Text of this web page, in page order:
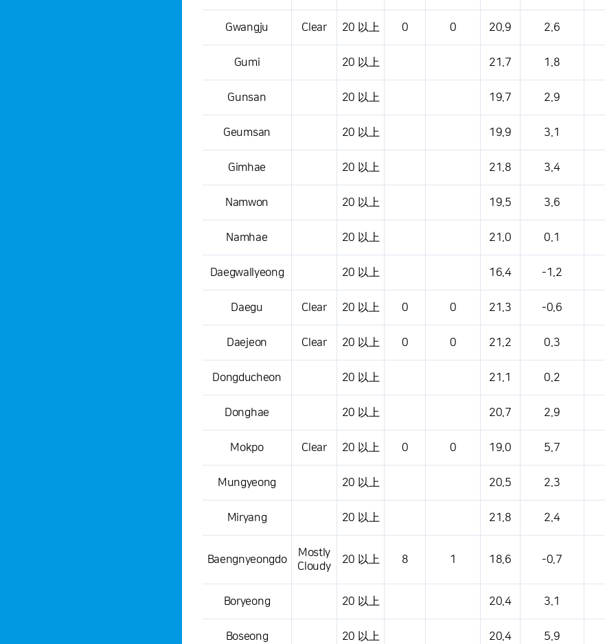
Gwangju Clear 20 以上 0 0 20.9 2.6
Gumi 20 以上 21.7 1.8
Gunsan 20 以上 19.7 2.9
Geumsan 20 以上 19.9 3.1
Gimhae 20 以上 21.8 3.4
Namwon 20 以上 19.5 3.6
Namhae 20 以上 21.0 0.1
Daegwallyeong 20 以上 16.4 -1.2
Daegu Clear 20 以上 0 0 21.3 -0.6
Daejeon Clear 20 以上 0 0 21.2 0.3
Dongducheon 20 以上 21.1 0.2
Donghae 20 以上 20.7 2.9
Mokpo Clear 20 以上 0 0 19.0 5.7
Mungyeong 20 以上 20.5 2.3
Miryang 20 以上 21.8 2.4
Baengnyeongdo
Mostly
Cloudy
20 以上 8 1 18.6 -0.7
Boryeong 20 以上 20.4 3.1
Boseong 20 以上 20.4 5.9